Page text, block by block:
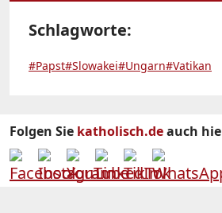
Schlagworte:
#Papst#Slowakei#Ungarn#Vatikan
Folgen Sie katholisch.deauch